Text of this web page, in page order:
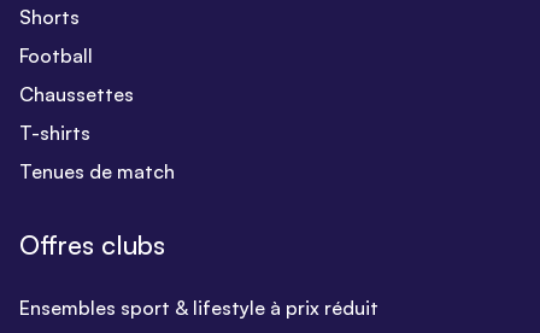
Shorts
Football
Chaussettes
T-shirts
Tenues de match
Offres clubs
Ensembles sport & lifestyle à prix réduit